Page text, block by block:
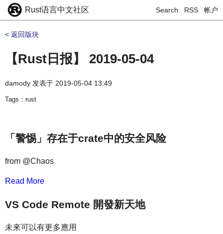
Rust语言中文社区 Search RSS 帐户
< 返回版块
【Rust日报】 2019-05-04
damody 发表于 2019-05-04 13:49
Tags：rust
「警惕」存在于crate中的安全风险
from @Chaos
Read More
VS Code Remote 開發新天地
未來可以有更多應用